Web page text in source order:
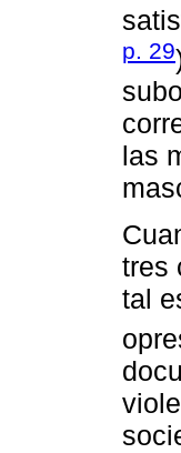
p. 29
las
tres
tal